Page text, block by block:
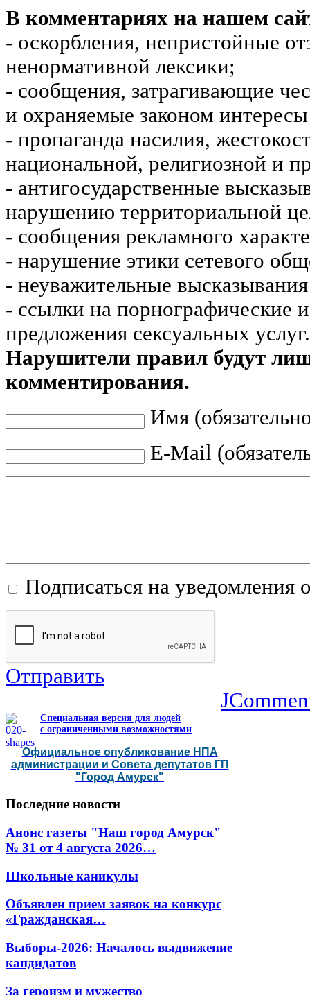
В комментариях на нашем
- оскорбления, непристойные
ненормативной лексики;
- сообщения, затрагивающие
и охраняемые законом
- пропаганда насилия,
национальной, религиозной и
- антигосударственные
нарушению территориальной
- сообщения рекламного
- нарушение этики сетевого
- неуважительные
- ссылки на порнографические
предложения сексуальных услуг.
Нарушители правил будут
комментирования.
Имя
E-Mail
Подписаться на уведомления
Отправить
Специальная версия для людей
с ограниченными возможностями
Официальное опубликование НПА
администрации и Совета депутатов ГП
"Город Амурск"
Последние новости
Анонс газеты "Наш город Амурск"
№ 31 от 4 августа 2026…
Школьные каникулы
Объявлен прием заявок на конкурс
«Гражданская…
Выборы-2026: Началось выдвижение
кандидатов
За героизм и мужество